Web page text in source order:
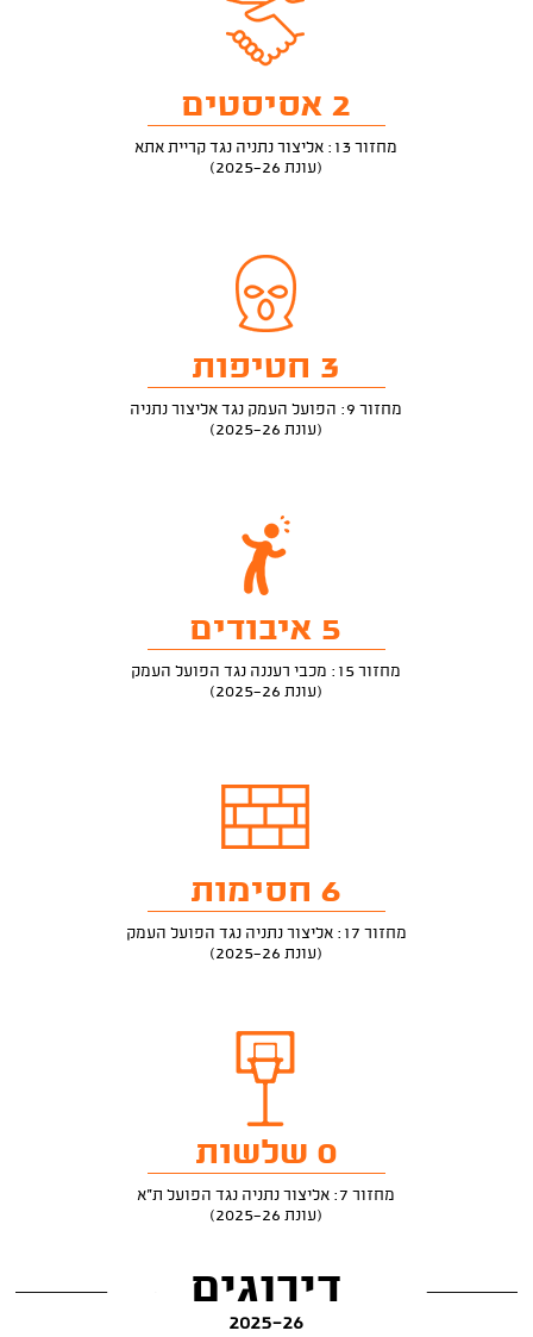
2 אסיסטים
מחזור 13: אליצור נתניה נגד קריית אתא
(עונת 2025-26)
3 חטיפות
מחזור 9: הפועל העמק נגד אליצור נתניה
(עונת 2025-26)
5 איבודים
מחזור 15: מכבי רעננה נגד הפועל העמק
(עונת 2025-26)
6 חסימות
מחזור 17: אליצור נתניה נגד הפועל העמק
(עונת 2025-26)
0 שלשות
מחזור 7: אליצור נתניה נגד הפועל ת"א
(עונת 2025-26)
דירוגים
2025-26